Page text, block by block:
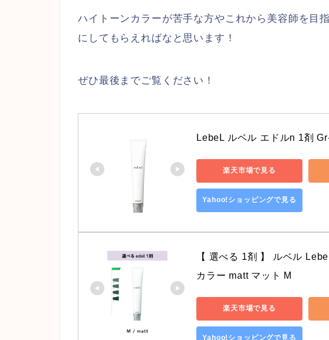
ハイトーンカラーが苦手な方やこれから美容師を目
にしてもらえればなと思います！
ぜひ最後までご覧ください！
LebeL ルベル エドルn 1剤
楽天市場で見る
Yahoo!ショッピングで見る
【 選べる 1剤 】 ルベル
カラー matt マット M
楽天市場で見る
Yahoo!ショッピングで見る